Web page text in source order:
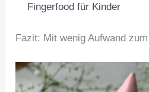
Fingerfood für Kinder
Fazit: Mit wenig Aufwand